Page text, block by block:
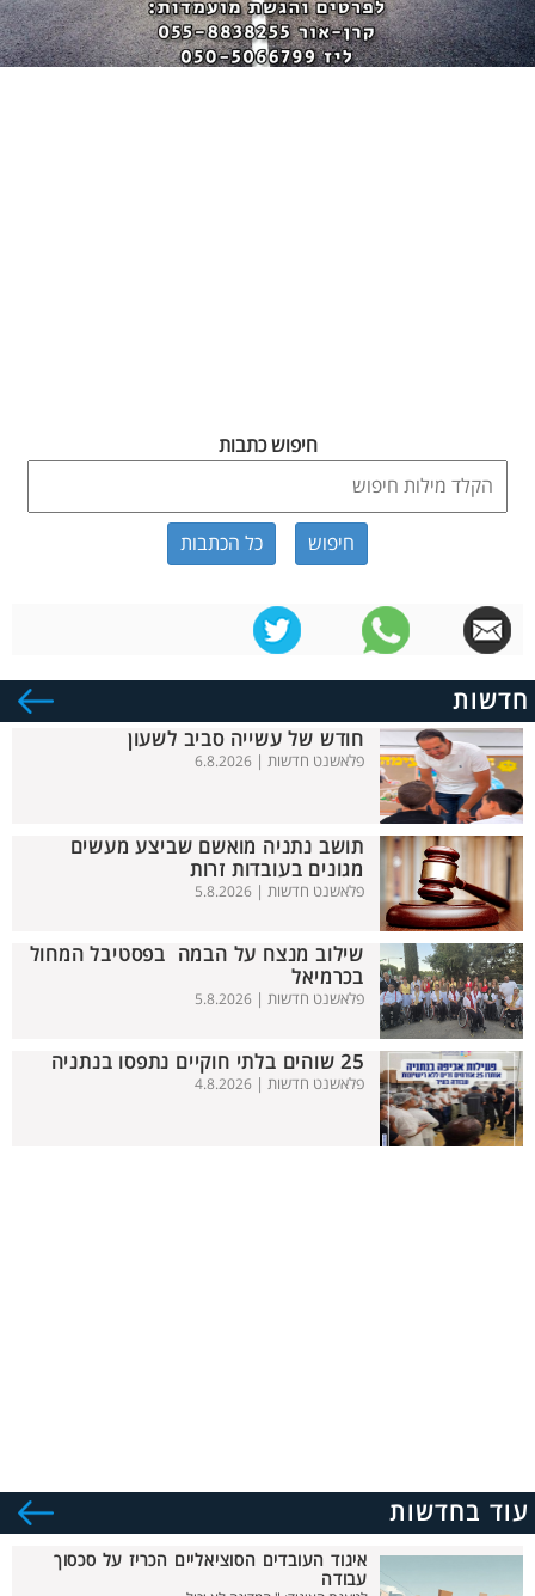
חיפוש כתבות
כל הכתבות
חדשות
חודש של עשייה סביב לשעון
פלאשנט חדשות | 6.8.2026
תושב נתניה מואשם שביצע מעשים
מגונים בעובדות זרות
פלאשנט חדשות | 5.8.2026
שילוב מנצח על הבמה בפסטיבל המחול
בכרמיאל
פלאשנט חדשות | 5.8.2026
25 שוהים בלתי חוקיים נתפסו בנתניה
פלאשנט חדשות | 4.8.2026
עוד בחדשות
איגוד העובדים הסוציאליים הכריז על סכסוך
עבודה